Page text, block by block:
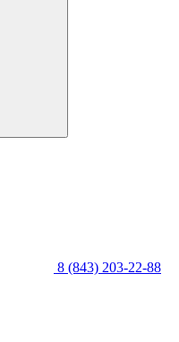
8 (843) 203-22-88